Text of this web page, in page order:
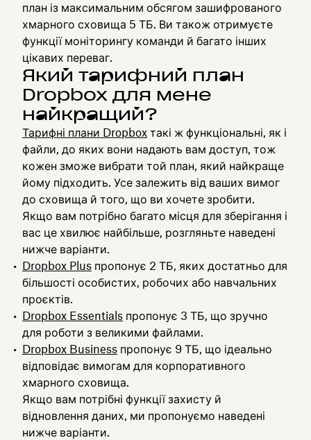
план із максимальним обсягом зашифрованого
хмарного сховища 5 ТБ. Ви також отримуєте
функції моніторингу команди й багато інших
цікавих переваг.
Який тарифний план
Dropbox для мене
найкращий?
Тарифні плани Dropbox такі ж функціональні, як і
файли, до яких вони надають вам доступ, тож
кожен зможе вибрати той план, який найкраще
йому підходить. Усе залежить від ваших вимог
до сховища й того, що ви хочете зробити.
Якщо вам потрібно багато місця для зберігання і
вас це хвилює найбільше, розгляньте наведені
нижче варіанти.
Dropbox Plus пропонує 2 ТБ, яких достатньо для
більшості особистих, робочих або навчальних
проєктів.
Dropbox Essentials пропонує 3 ТБ, що зручно
для роботи з великими файлами.
Dropbox Business пропонує 9 ТБ, що ідеально
відповідає вимогам для корпоративного
хмарного сховища.
Якщо вам потрібні функції захисту й
відновлення даних, ми пропонуємо наведені
нижче варіанти.